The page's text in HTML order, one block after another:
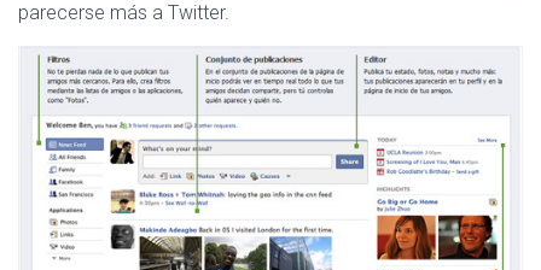
parecerse más a Twitter.